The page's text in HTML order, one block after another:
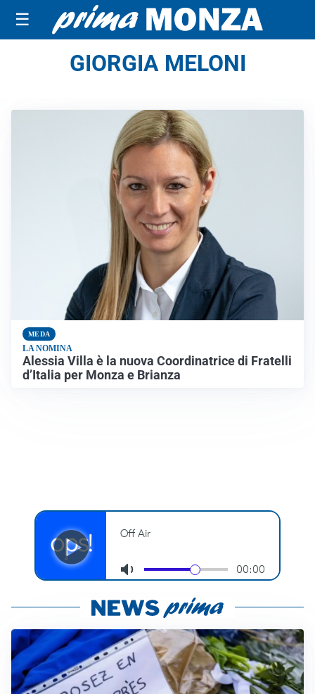
☰
GIORGIA MELONI
MEDA
LA NOMINA
Alessia Villa è la nuova Coordinatrice di Fratelli
d’Italia per Monza e Brianza